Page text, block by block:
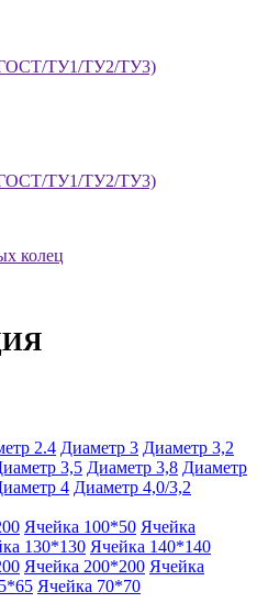
ТУ1/ТУ2/ТУ3)
ТУ1/ТУ2/ТУ3)
колец
2.4 Диаметр 3 Диаметр 3,2
3,5 Диаметр 3,8 Диаметр
4 Диаметр 4,0/3,2
Ячейка 100*50 Ячейка
130*130 Ячейка 140*140
Ячейка 200*200 Ячейка
Ячейка 70*70